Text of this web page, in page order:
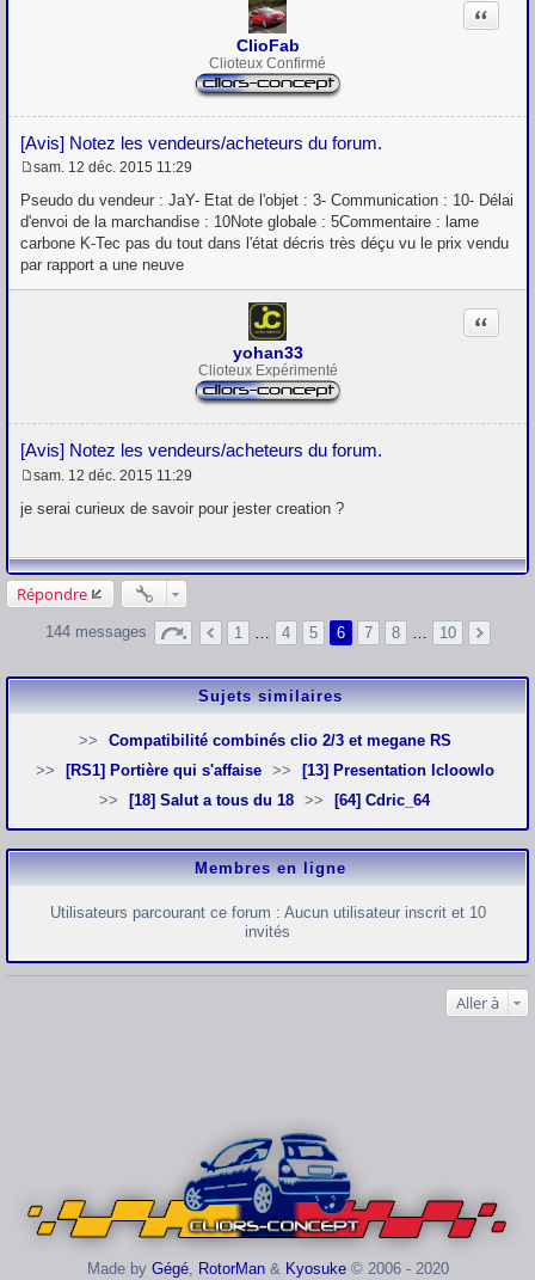
ClioFab
Clioteux Confirmé
[Avis] Notez les vendeurs/acheteurs du forum.
Citation
e
s
a
g
sam. 12 déc. 2015 11:29
Pseudo du vendeur : JaY- Etat de l'objet : 3- Communication : 10- Délai
d'envoi de la marchandise : 10Note globale : 5Commentaire : lame
carbone K-Tec pas du tout dans l'état décris très déçu vu le prix vendu
par rapport a une neuve
yohan33
Clioteux Expérimenté
[Avis] Notez les vendeurs/acheteurs du forum.
Citation
e
a
g
e
sam. 12 déc. 2015 11:29
je serai curieux de savoir pour jester creation ?
Répondre
144 messages 1 4 5 6 7 8 10
Sujets similaires
Compatibilité combinés clio 2/3 et megane RS
[RS1] Portière qui s'affaise
[13] Presentation lcloowlo
[18] Salut a tous du 18
[64] Cdric_64
Membres en ligne
Utilisateurs parcourant ce forum : Aucun utilisateur inscrit et 10
invités
Aller à
Made by Gégé, RotorMan& Kyosuke© 2006 - 2020